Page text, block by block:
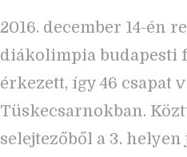
2016. december 14-én
diákolimpia budapesti
érkezett, így 46 csapat
Tüskecsarnokban.
selejtezőből a 3.